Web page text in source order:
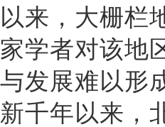
，大栅栏地
学者对该地
发展难以形
千年以来，